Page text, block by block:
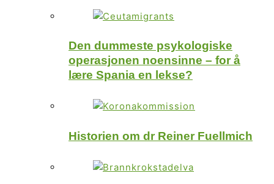
Den dummeste psykologiske
operasjonen noensinne – for å
lære Spania en lekse?
Historien om dr Reiner Fuellmich